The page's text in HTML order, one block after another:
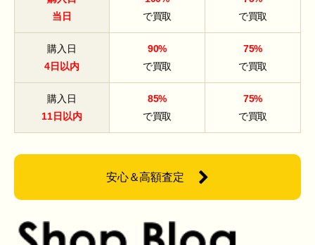
当日
で買取
で買取
購入日
4日以内
90%
で買取
75%
で買取
購入日
11日以内
85%
で買取
75%
で買取
安心＆高額査定